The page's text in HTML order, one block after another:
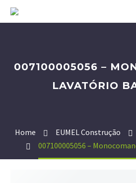
007100005056 –
LAVATÓRIO
Home EUMEL Construção
007100005056 –